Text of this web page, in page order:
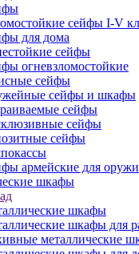
сейфы I-V
для дома
сейфы
огневзломостойкие
сейфы
сейфы и шкафы
сейфы
сейфы
сейфы
армейские для
шкафы
шкафы
шкафы для
металлические